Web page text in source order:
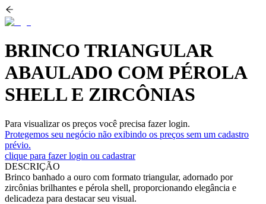
BRINCO TRIANGULAR
ABAULADO COM PÉROLA
SHELL E ZIRCÔNIAS
Para visualizar os preços você precisa fazer login.
Protegemos seu negócio não exibindo os preços sem um cadastro
prévio.
clique para fazer login ou cadastrar
DESCRIÇÃO
Brinco banhado a ouro com formato triangular, adornado por
zircônias brilhantes e pérola shell, proporcionando elegância e
delicadeza para destacar seu visual.